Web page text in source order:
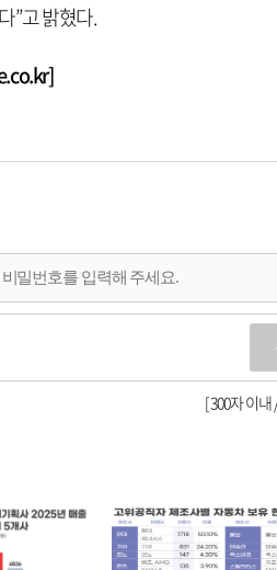
”고 밝혔다.
[ 300자 이